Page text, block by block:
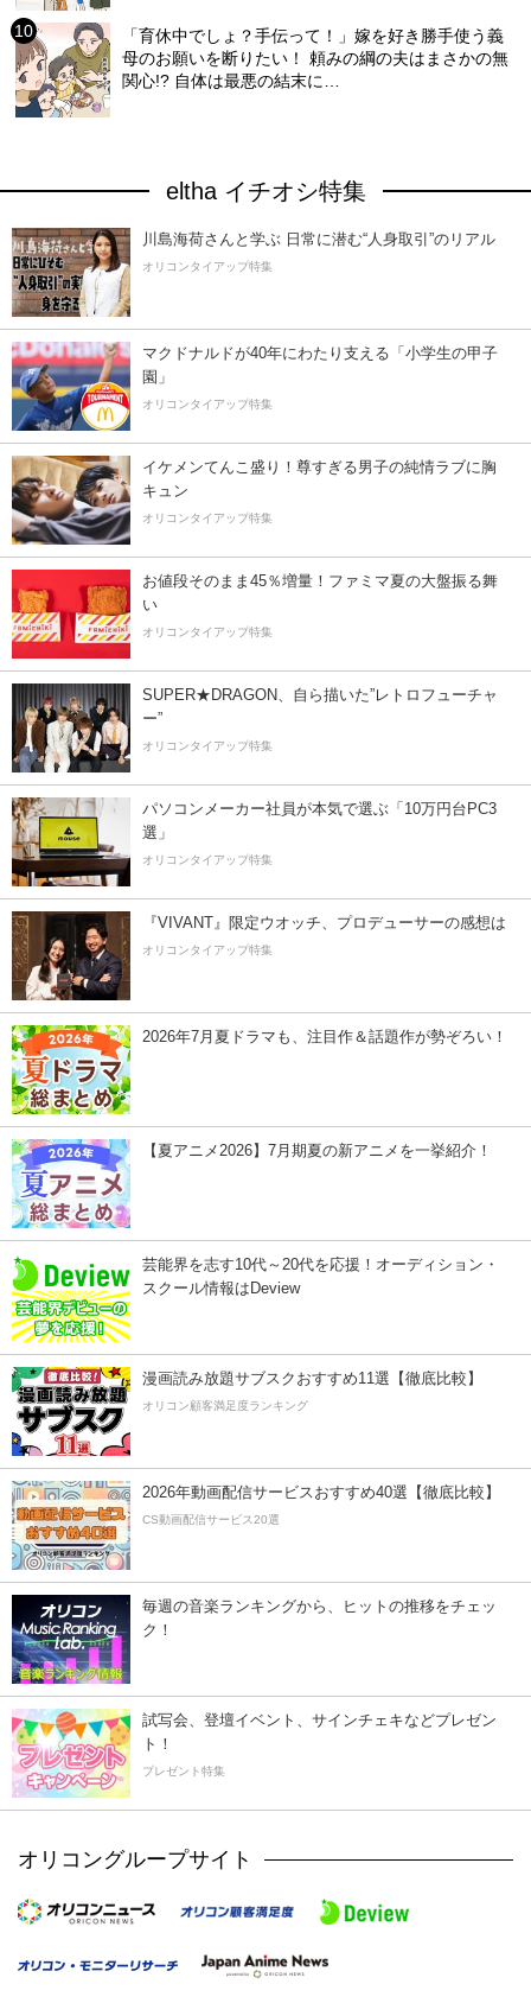
「育休中でしょ？手伝って！」嫁を好き勝手使う義
母のお願いを断りたい！ 頼みの綱の夫はまさかの無
関心!? 自体は最悪の結末に…
eltha イチオシ特集
川島海荷さんと学ぶ 日常に潜む“人身取引”のリアル
オリコンタイアップ特集
マクドナルドが40年にわたり支える「小学生の甲子
園」
オリコンタイアップ特集
イケメンてんこ盛り！尊すぎる男子の純情ラブに胸
キュン
オリコンタイアップ特集
お値段そのまま45％増量！ファミマ夏の大盤振る舞
い
オリコンタイアップ特集
SUPER★DRAGON、自ら描いた”レトロフューチャ
ー”
オリコンタイアップ特集
パソコンメーカー社員が本気で選ぶ「10万円台PC3
選」
オリコンタイアップ特集
『VIVANT』限定ウオッチ、プロデューサーの感想は
オリコンタイアップ特集
2026年7月夏ドラマも、注目作＆話題作が勢ぞろい！
【夏アニメ2026】7月期夏の新アニメを一挙紹介！
芸能界を志す10代～20代を応援！オーディション・
スクール情報はDeview
漫画読み放題サブスクおすすめ11選【徹底比較】
オリコン顧客満足度ランキング
2026年動画配信サービスおすすめ40選【徹底比較】
CS動画配信サービス20選
毎週の音楽ランキングから、ヒットの推移をチェッ
ク！
試写会、登壇イベント、サインチェキなどプレゼン
ト！
プレゼント特集
オリコングループサイト